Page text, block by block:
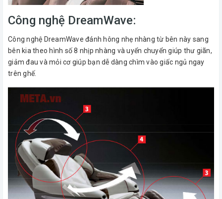
Công nghệ DreamWave:
Công nghệ DreamWave đánh hông nhẹ nhàng từ bên này sang
bên kia theo hình số 8 nhịp nhàng và uyển chuyển giúp thư giãn,
giảm đau và mỏi cơ giúp bạn dễ dàng chìm vào giấc ngủ ngay
trên ghế.